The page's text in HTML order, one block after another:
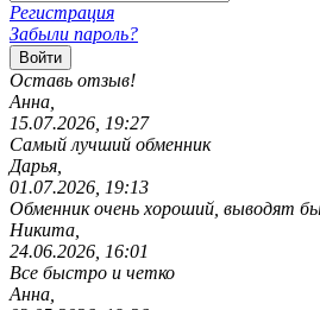
Регистрация
Забыли пароль?
Оставь отзыв!
Анна,
15.07.2026, 19:27
Самый лучший обменник
Дарья,
01.07.2026, 19:13
Обменник очень хороший, выводят
Никита,
24.06.2026, 16:01
Все быстро и четко
Анна,